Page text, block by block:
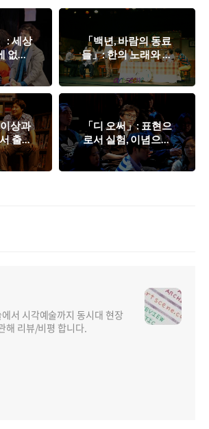
: 세상
없는
「백년, 바람의 동료
들」: 한의 노래와 이
념의 언어
상과
출현
망
「디 오써」: 표현으
로서 실험, 이념으로
서 텍스트의 미지근한
배합
서 시각예술까지 동시대 현장
해 리뷰/비평 합니다.